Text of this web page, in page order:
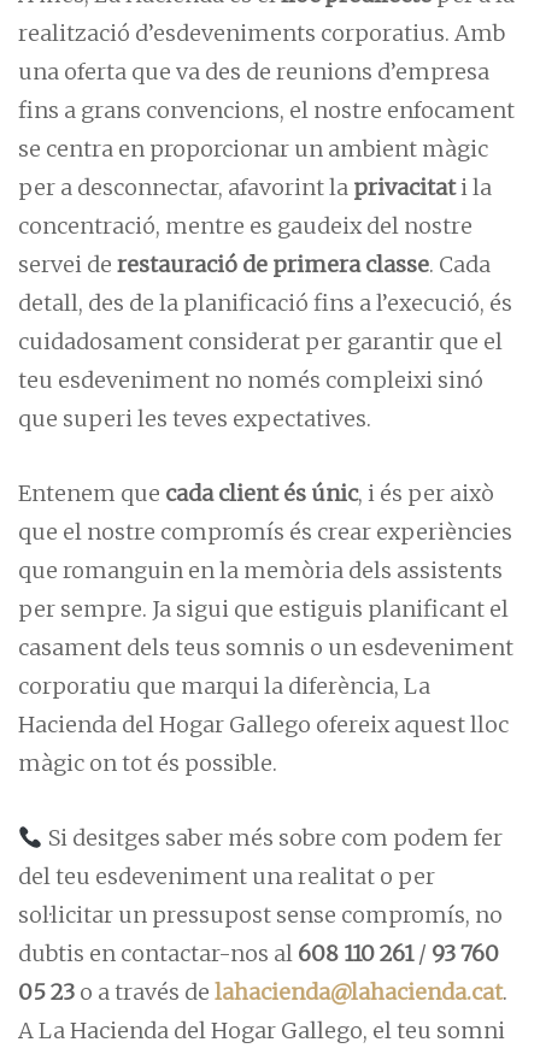
realització d’esdeveniments corporatius. Amb
una oferta que va des de reunions d’empresa
fins a grans convencions, el nostre enfocament
se centra en proporcionar un ambient màgic
per a desconnectar, afavorint la privacitati la
concentració, mentre es gaudeix del nostre
servei de restauració de primera classe. Cada
detall, des de la planificació fins a l’execució, és
cuidadosament considerat per garantir que el
teu esdeveniment no només compleixi sinó
que superi les teves expectatives.
Entenem que cada client és únic, i és per això
que el nostre compromís és crear experiències
que romanguin en la memòria dels assistents
per sempre. Ja sigui que estiguis planificant el
casament dels teus somnis o un esdeveniment
corporatiu que marqui la diferència, La
Hacienda del Hogar Gallego ofereix aquest lloc
màgic on tot és possible.
Si desitges saber més sobre com podem fer
del teu esdeveniment una realitat o per
sol·licitar un pressupost sense compromís, no
dubtis en contactar-nos al 608 110 261/ 93 760
05 23 o a través de lahacienda@lahacienda.cat.
A La Hacienda del Hogar Gallego, el teu somni